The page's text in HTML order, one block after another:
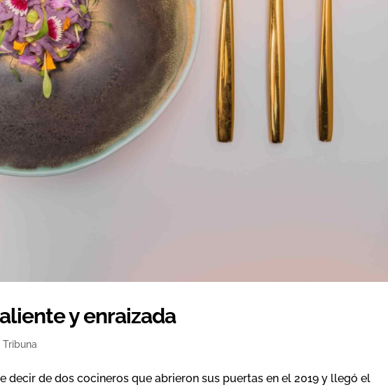
y enraizada
|Tribuna
decir de dos cocineros que abrieron sus puertas en el 2019 y llegó el